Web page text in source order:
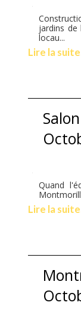
jardins de
locau...
Lire la
Quand
Lire la